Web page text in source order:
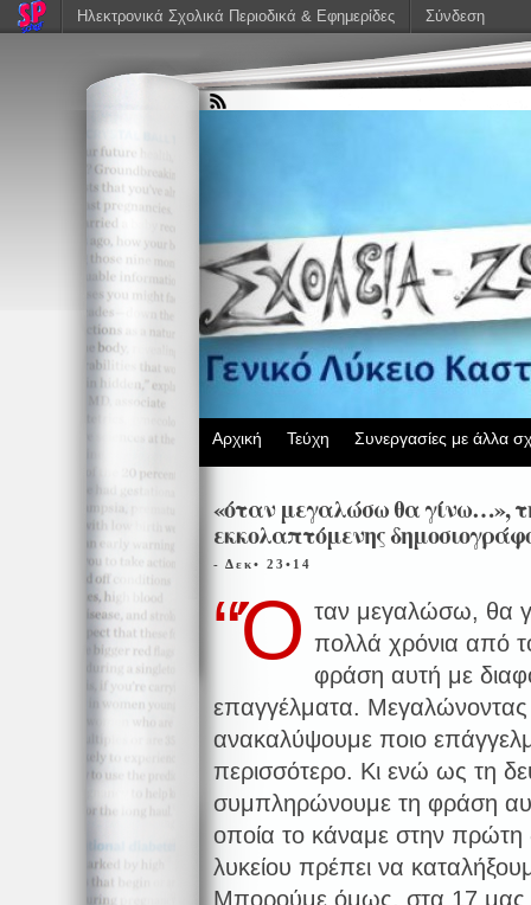
Αρχική Τεύχη Συνεργασίες με άλλα
«όταν μεγαλώσω θα γίνω…»,
εκκολαπτόμενης
- Δεκ• 23•14
“Ό ταν μεγαλώσω, θα
πολλά χρόνια από
φράση αυτή με
επαγγέλματα.
ανακαλύψουμε ποιο
περισσότερο. Κι ενώ ως τη
συμπληρώνουμε τη φράση
οποία το κάναμε στην πρώτη
λυκείου πρέπει να
Μπορούμε όμως, στα 17 μας
Ηλεκτρονικά Σχολικά Περιοδικά & Εφημερίδες Σύνδεση